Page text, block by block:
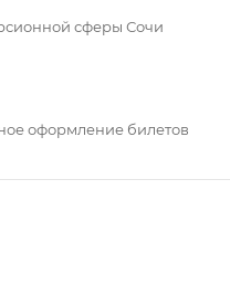
сферы Сочи
оформление билетов